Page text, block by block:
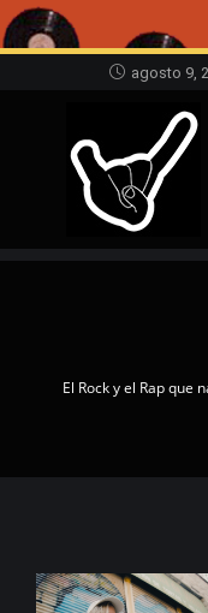
agosto 9,
El Rock y el Rap que